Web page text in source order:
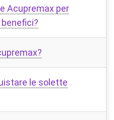
Acupremax per
le solette